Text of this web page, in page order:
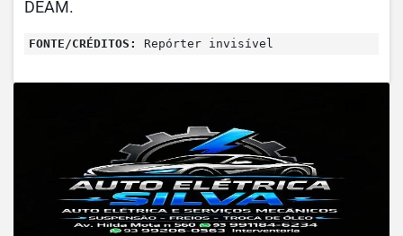
DEAM.
FONTE/CRÉDITOS: Repórter invisível